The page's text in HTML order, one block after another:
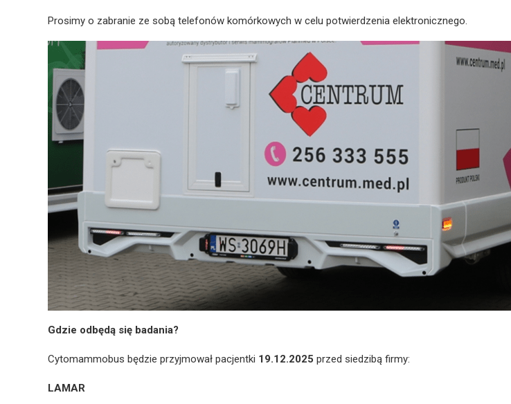
Prosimy o zabranie ze sobą telefonów komórkowych w celu potwierdzenia elektronicznego.
Gdzie odbędą się badania?
Cytomammobus będzie przyjmował pacjentki 19.12.2025 przed siedzibą firmy:
LAMAR